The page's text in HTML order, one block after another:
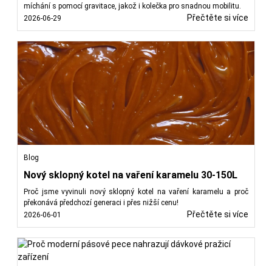
míchání s pomocí gravitace, jakož i kolečka pro snadnou mobilitu.
2026-06-29
Přečtěte si více
Blog
Nový sklopný kotel na vaření karamelu 30-150L
Proč jsme vyvinuli nový sklopný kotel na vaření karamelu a proč
překonává předchozí generaci i přes nižší cenu!
2026-06-01
Přečtěte si více